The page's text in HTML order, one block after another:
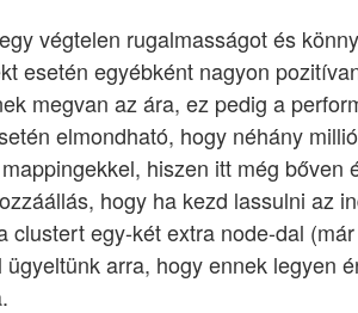
végtelen rugalmasságot és
esetén egyébként nagyon
megvan az ára, ez pedig a
elmondható, hogy néhány
hiszen itt még bőven
hogy ha kezd lassulni az
clustert egy-két extra node-dal
ügyeltünk arra, hogy ennek legyen